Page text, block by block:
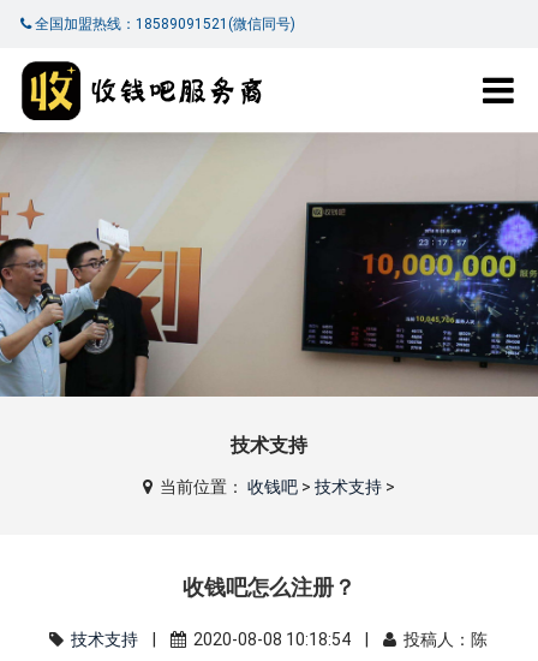
全国加盟热线：18589091521(微信同号)
技术支持
当前位置： 收钱吧> 技术支持>
收钱吧怎么注册？
技术支持 | 2020-08-08 10:18:54 | 投稿人：陈